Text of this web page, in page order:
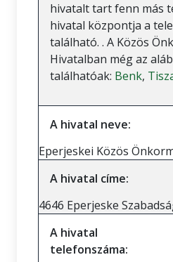
hivatalt tart fenn más
hivatal központja a
található. . A Közös
Hivatalban még az
találhatóak: Benk,
A hivatal neve:
Eperjeskei Közös
A hivatal címe:
4646 Eperjeske
A hivatal
telefonszáma: